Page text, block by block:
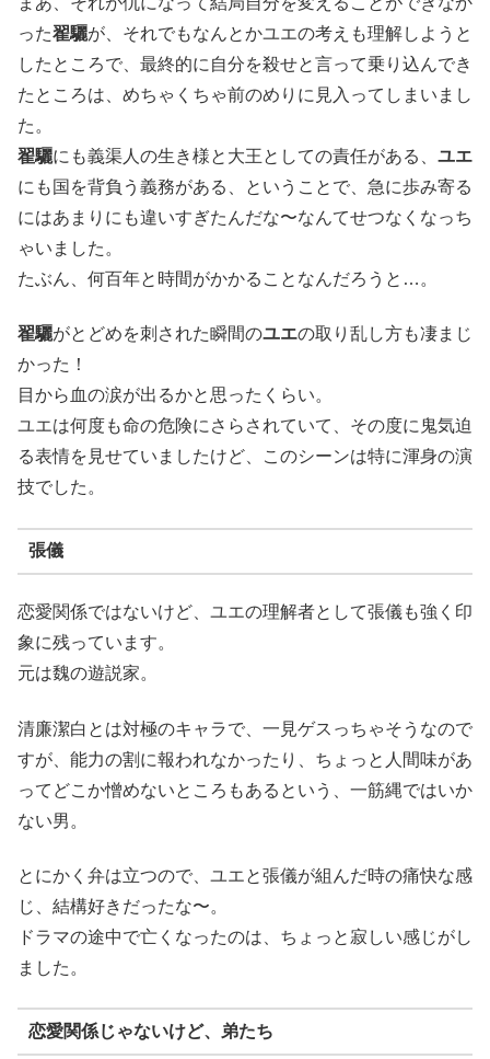
った翟驪が、それでもなんとかユエの考えも理解しようと
したところで、最終的に自分を殺せと言って乗り込んでき
たところは、めちゃくちゃ前のめりに見入ってしまいまし
た。
翟驪にも義渠人の生き様と大王としての責任がある、 ユエ
にも国を背負う義務がある、ということで、急に歩み寄る
にはあまりにも違いすぎたんだな〜なんてせつなくなっち
ゃいました。
たぶん、何百年と時間がかかることなんだろうと…。
翟驪がとどめを刺された瞬間のユエの取り乱し方も凄まじ
かった！
目から血の涙が出るかと思ったくらい。
ユエは何度も命の危険にさらされていて、その度に鬼気迫
る表情を見せていましたけど、このシーンは特に渾身の演
技でした。
張儀
恋愛関係ではないけど、ユエの理解者として張儀も強く印
象に残っています。
元は魏の遊説家。
清廉潔白とは対極のキャラで、一見ゲスっちゃそうなので
すが、能力の割に報われなかったり、ちょっと人間味があ
ってどこか憎めないところもあるという、一筋縄ではいか
ない男。
とにかく弁は立つので、ユエと張儀が組んだ時の痛快な感
じ、結構好きだったな〜。
ドラマの途中で亡くなったのは、ちょっと寂しい感じがし
ました。
恋愛関係じゃないけど、弟たち